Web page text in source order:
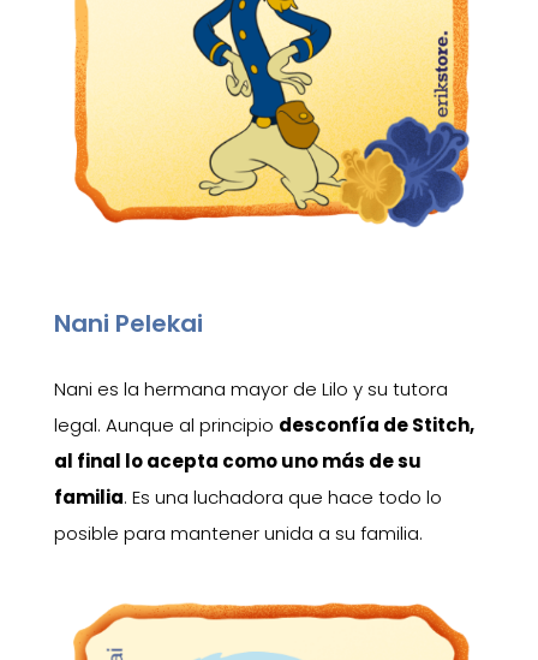
Nani Pelekai
Nani es la hermana mayor de Lilo y su tutora
legal. Aunque al principio desconfía de Stitch,
al final lo acepta como uno más de su
familia. Es una luchadora que hace todo lo
posible para mantener unida a su familia.